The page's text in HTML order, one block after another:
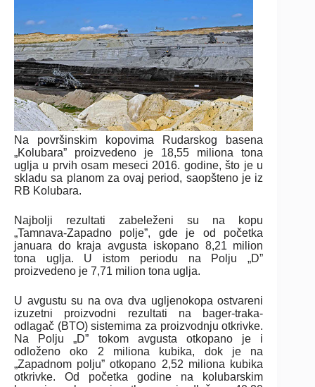
Na površinskim kopovima Rudarskog basena
„Kolubara” proizvedeno je 18,55 miliona tona
uglja u prvih osam meseci 2016. godine, što je u
skladu sa planom za ovaj period, saopšteno je iz
RB Kolubara.
Najbolji rezultati zabeleženi su na kopu
„Tamnava-Zapadno polje”, gde je od početka
januara do kraja avgusta iskopano 8,21 milion
tona uglja. U istom periodu na Polju „D”
proizvedeno je 7,71 milion tona uglja.
U avgustu su na ova dva ugljenokopa ostvareni
izuzetni proizvodni rezultati na bager-traka-
odlagač (BTO) sistemima za proizvodnju otkrivke.
Na Polju „D” tokom avgusta otkopano je i
odloženo oko 2 miliona kubika, dok je na
„Zapadnom polju” otkopano 2,52 miliona kubika
otkrivke. Od početka godine na kolubarskim